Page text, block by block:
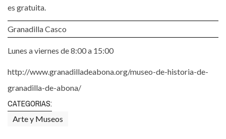
es gratuita.
Granadilla Casco
Lunes a viernes de 8:00 a 15:00
http://www.granadilladeabona.org/museo-de-historia-de-
granadilla-de-abona/
CATEGORIAS:
Arte y Museos